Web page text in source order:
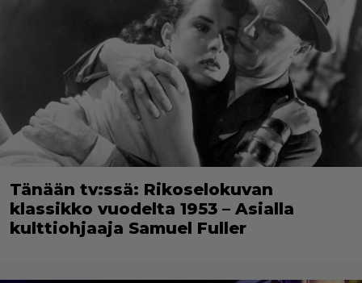
Tänään tv:ssä: Rikoselokuvan
klassikko vuodelta 1953 – Asialla
kulttiohjaaja Samuel Fuller